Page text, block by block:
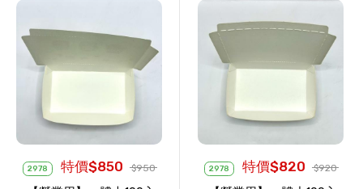
2978 特價$850 $950 2978 特價$820 $920